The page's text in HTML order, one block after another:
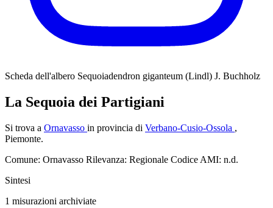
Scheda dell'albero Sequoiadendron giganteum (Lindl) J. Buchholz
La Sequoia dei Partigiani
Si trova a Ornavasso in provincia di Verbano-Cusio-Ossola ,
Piemonte.
Comune: Ornavasso Rilevanza: Regionale Codice AMI: n.d.
Sintesi
1 misurazioni archiviate